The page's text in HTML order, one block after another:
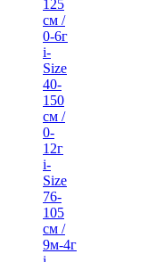
125
см /
0-6г
i-
Size
40-
150
см /
0-
12г
i-
Size
76-
105
см /
9м-4г